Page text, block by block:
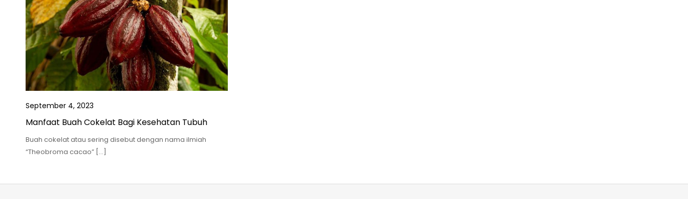
September 4, 2023
Manfaat Buah Cokelat Bagi Kesehatan Tubuh
Buah cokelat atau sering disebut dengan nama ilmiah
“Theobroma cacao” […]